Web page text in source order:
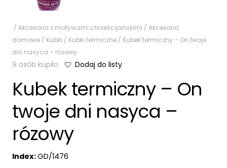
/ Akcesoria z motywami chrześcijańskimi / Akcesoria
domowe / Kubki / Kubki termiczne / Kubek termiczny – On twoje
dni nasyca – rózowy
9 osób kupiło Dodaj do listy
Kubek termiczny – On
twoje dni nasyca –
rózowy
Index:GD/1476